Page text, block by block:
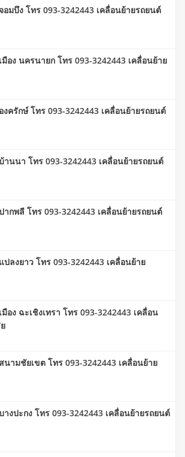
อมบึง โทร 093-3242443 เคลื่อนย้ายรถยนต์
มือง นครนายก โทร 093-3242443 เคลื่อนย้าย
งครักษ์ โทร 093-3242443 เคลื่อนย้ายรถยนต์
านนา โทร 093-3242443 เคลื่อนย้ายรถยนต์
ากพลี โทร 093-3242443 เคลื่อนย้ายรถยนต์
ปลงยาว โทร 093-3242443 เคลื่อนย้าย
อง ฉะเชิงเทรา โทร 093-3242443 เคลื่อน
นามชัยเขต โทร 093-3242443 เคลื่อนย้าย
างปะกง โทร 093-3242443 เคลื่อนย้ายรถยนต์